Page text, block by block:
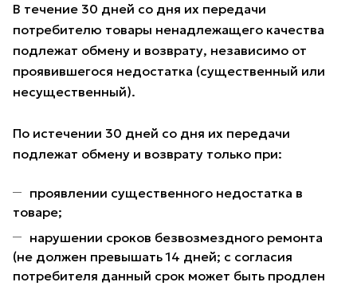
В течение 30 дней со дня их передачи
потребителю товары ненадлежащего качества
подлежат обмену и возврату, независимо от
проявившегося недостатка (существенный или
несущественный).
По истечении 30 дней со дня их передачи
подлежат обмену и возврату только при:
проявлении существенного недостатка в
товаре;
нарушении сроков безвозмездного ремонта
(не должен превышать 14 дней; с согласия
потребителя данный срок может быть продлен